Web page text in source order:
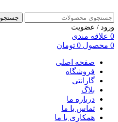
جستجو
ورود / عضویت
0 علاقه مندی
0 محصول 0 تومان
صفحه اصلی
فروشگاه
گارانتی
بلاگ
درباره ما
تماس با ما
همکاری با ما